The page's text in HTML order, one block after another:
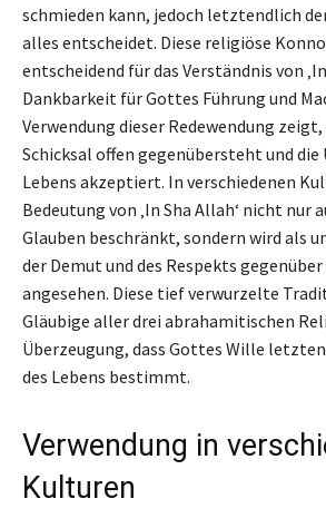
schmieden kann, jedoch letztendlich
alles entscheidet. Diese religiöse
entscheidend für das Verständnis von
Dankbarkeit für Gottes Führung und
Verwendung dieser Redewendung
Schicksal offen gegenübersteht und die
Lebens akzeptiert. In verschiedenen
Bedeutung von ‚In Sha Allah‘ nicht nur
Glauben beschränkt, sondern wird als
der Demut und des Respekts
angesehen. Diese tief verwurzelte
Gläubige aller drei abrahamitischen
Überzeugung, dass Gottes Wille
des Lebens bestimmt.
Verwendung in
Kulturen